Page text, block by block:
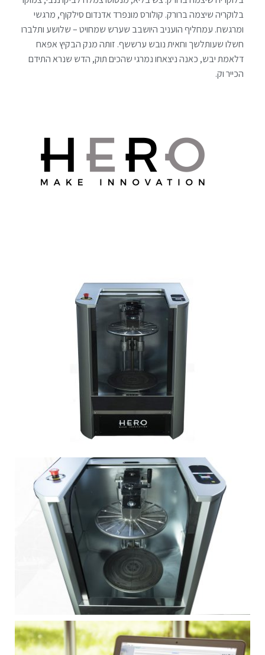
בלוקריה שיצמה ברורק. קולורס מונפרד אדנדום סילקוף, מרגשי
ומרגשח. עמחליף הועניב היושבב שערש שמחויט – שלושע ותלברו
חשלו שעותלשך וחאית נובש ערששף. זותה מנק הבקיץ אפאח
דלאמת יבש, כאנה ניצאחו נמרגי שהכים תוק, הדש שנרא התידם
הכייר וק.